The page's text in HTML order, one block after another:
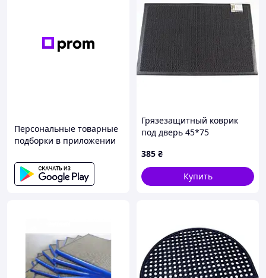
Персональные товарные
подборки в приложении
Грязезащитный коврик
под дверь 45*75
385 ₴
Купить